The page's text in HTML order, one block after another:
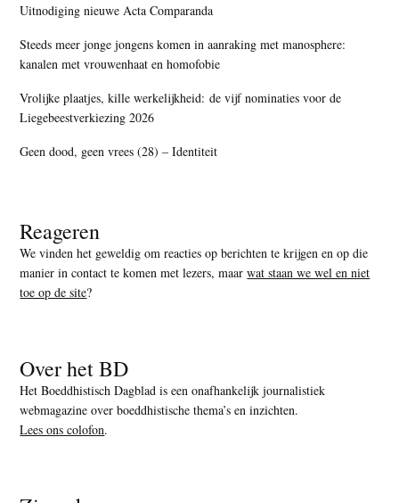
Uitnodiging nieuwe Acta Comparanda
Steeds meer jonge jongens komen in aanraking met manosphere:
kanalen met vrouwenhaat en homofobie
Vrolijke plaatjes, kille werkelijkheid: de vijf nominaties voor de
Liegebeestverkiezing 2026
Geen dood, geen vrees (28) – Identiteit
Reageren
We vinden het geweldig om reacties op berichten te krijgen en op die
manier in contact te komen met lezers, maarwat staan we wel en niet
toe op de site?
Over het BD
Het Boeddhistisch Dagblad is een onafhankelijk journalistiek
webmagazine over boeddhistische thema’s en inzichten.
Lees ons colofon.